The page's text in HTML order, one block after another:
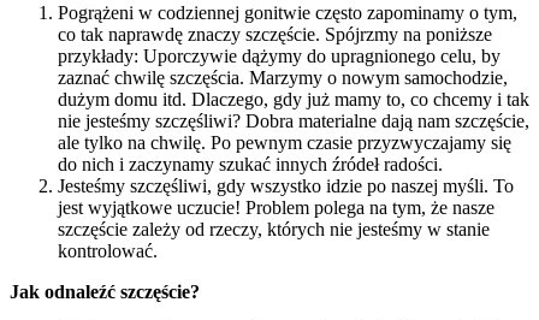
Pogrążeni w codziennej gonitwie często zapominamy o tym,
co tak naprawdę znaczy szczęście. Spójrzmy na poniższe
przykłady: Uporczywie dążymy do upragnionego celu, by
zaznać chwilę szczęścia. Marzymy o nowym samochodzie,
dużym domu itd. Dlaczego, gdy już mamy to, co chcemy i tak
nie jesteśmy szczęśliwi? Dobra materialne dają nam szczęście,
ale tylko na chwilę. Po pewnym czasie przyzwyczajamy się
do nich i zaczynamy szukać innych źródeł radości.
Jesteśmy szczęśliwi, gdy wszystko idzie po naszej myśli. To
jest wyjątkowe uczucie! Problem polega na tym, że nasze
szczęście zależy od rzeczy, których nie jesteśmy w stanie
kontrolować.
Jak odnaleźć szczęście?